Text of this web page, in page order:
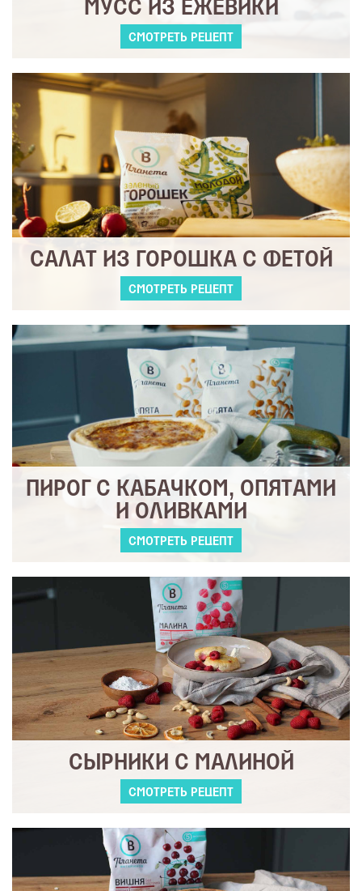
МУСС ИЗ ЕЖЕВИКИ
СМОТРЕТЬ РЕЦЕПТ
САЛАТ ИЗ ГОРОШКА С ФЕТОЙ
СМОТРЕТЬ РЕЦЕПТ
ПИРОГ С КАБАЧКОМ, ОПЯТАМИ
И ОЛИВКАМИ
СМОТРЕТЬ РЕЦЕПТ
СЫРНИКИ С МАЛИНОЙ
СМОТРЕТЬ РЕЦЕПТ